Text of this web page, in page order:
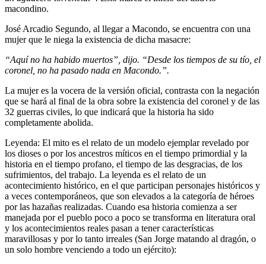
macondino.
José Arcadio Segundo, al llegar a Macondo, se encuentra con una
mujer que le niega la existencia de dicha masacre:
“Aquí no ha habido muertos”, dijo. “Desde los tiempos de su tío, el
coronel, no ha pasado nada en Macondo.”.
La mujer es la vocera de la versión oficial, contrasta con la negación
que se hará al final de la obra sobre la existencia del coronel y de las
32 guerras civiles, lo que indicará que la historia ha sido
completamente abolida.
Leyenda: El mito es el relato de un modelo ejemplar revelado por
los dioses o por los ancestros míticos en el tiempo primordial y la
historia en el tiempo profano, el tiempo de las desgracias, de los
sufrimientos, del trabajo. La leyenda es el relato de un
acontecimiento histórico, en el que participan personajes históricos y
a veces contemporáneos, que son elevados a la categoría de héroes
por las hazañas realizadas. Cuando esa historia comienza a ser
manejada por el pueblo poco a poco se transforma en literatura oral
y los acontecimientos reales pasan a tener características
maravillosas y por lo tanto irreales (San Jorge matando al dragón, o
un solo hombre venciendo a todo un ejército):